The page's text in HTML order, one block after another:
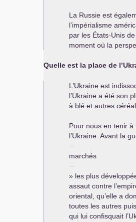
La Russie est
l’impérialisme
par les États-Unis
moment où la
Quelle est la place de
L’Ukraine est
l’Ukraine a été son
à blé et autres
Pour nous en tenir à
l’Ukraine. Avant la
marchés
» les plus
assaut contre
oriental, qu’elle a
toutes les autres
qui lui confisquait